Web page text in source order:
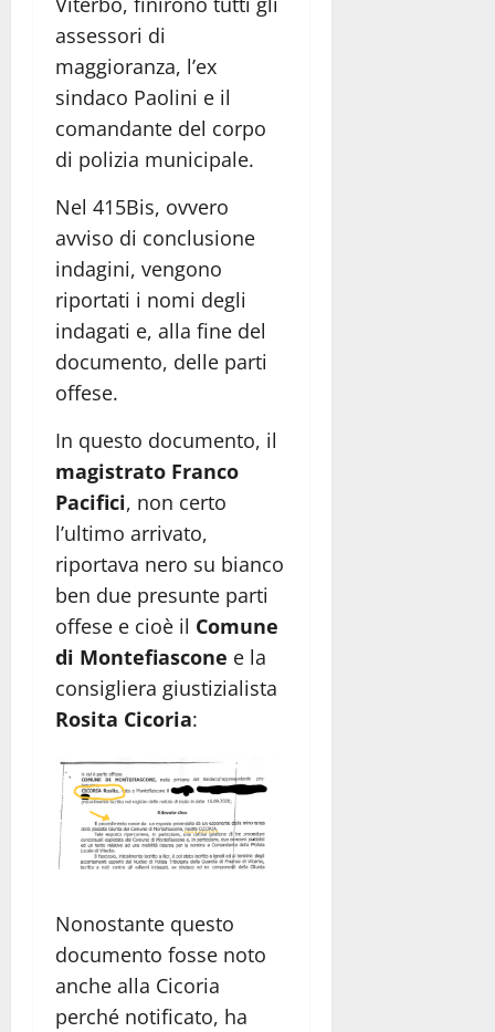
assessori di
maggioranza, l’ex
sindaco Paolini e il
comandante del corpo
di polizia municipale.
Nel 415Bis, ovvero
avviso di conclusione
indagini, vengono
riportati i nomi degli
indagati e, alla fine del
documento, delle parti
offese.
In questo documento, il
magistrato Franco
Pacifici, non certo
l’ultimo arrivato,
riportava nero su bianco
ben due presunte parti
offese e cioè il Comune
di Montefiascone e la
consigliera giustizialista
Rosita Cicoria:
Nonostante questo
documento fosse noto
anche alla Cicoria
perché notificato, ha